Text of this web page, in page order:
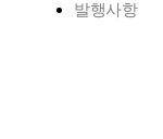
발행사항